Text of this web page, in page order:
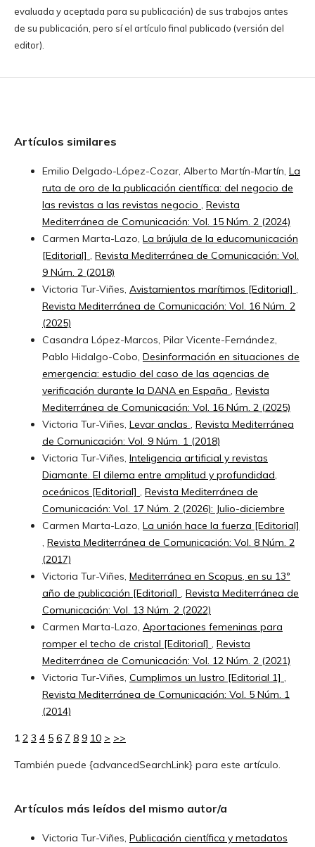
evaluada y aceptada para su publicación) de sus trabajos antes
de su publicación, pero sí el artículo final publicado (versión del
editor).
Artículos similares
Emilio Delgado-López-Cozar, Alberto Martín-Martín, La
ruta de oro de la publicación científica: del negocio de
las revistas a las revistas negocio , Revista
Mediterránea de Comunicación: Vol. 15 Núm. 2 (2024)
Carmen Marta-Lazo, La brújula de la educomunicación
[Editorial] , Revista Mediterránea de Comunicación: Vol.
9 Núm. 2 (2018)
Victoria Tur-Viñes, Avistamientos marítimos [Editorial] ,
Revista Mediterránea de Comunicación: Vol. 16 Núm. 2
(2025)
Casandra López-Marcos, Pilar Vicente-Fernández,
Pablo Hidalgo-Cobo, Desinformación en situaciones de
emergencia: estudio del caso de las agencias de
verificación durante la DANA en España , Revista
Mediterránea de Comunicación: Vol. 16 Núm. 2 (2025)
Victoria Tur-Viñes, Levar anclas , Revista Mediterránea
de Comunicación: Vol. 9 Núm. 1 (2018)
Victoria Tur-Viñes, Inteligencia artificial y revistas
Diamante. El dilema entre amplitud y profundidad,
oceánicos [Editorial] , Revista Mediterránea de
Comunicación: Vol. 17 Núm. 2 (2026): Julio-diciembre
Carmen Marta-Lazo, La unión hace la fuerza [Editorial]
, Revista Mediterránea de Comunicación: Vol. 8 Núm. 2
(2017)
Victoria Tur-Viñes, Mediterránea en Scopus, en su 13º
año de publicación [Editorial] , Revista Mediterránea de
Comunicación: Vol. 13 Núm. 2 (2022)
Carmen Marta-Lazo, Aportaciones femeninas para
romper el techo de cristal [Editorial] , Revista
Mediterránea de Comunicación: Vol. 12 Núm. 2 (2021)
Victoria Tur-Viñes, Cumplimos un lustro [Editorial 1] ,
Revista Mediterránea de Comunicación: Vol. 5 Núm. 1
(2014)
1 2 3 4 5 6 7 8 9 10 > >>
También puede {advancedSearchLink} para este artículo.
Artículos más leídos del mismo autor/a
Victoria Tur-Viñes, Publicación científica y metadatos